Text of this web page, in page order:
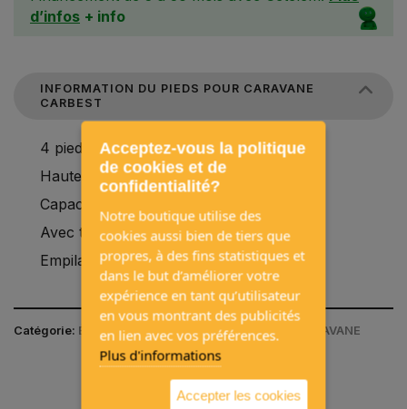
d’infos + info
INFORMATION DU PIEDS POUR CARAVANE
CARBEST
4 pieds réglables.
Hauteur 28 - 43 cm.
Capacité de charge 1.000 kg chacun.
Avec tige métallique.
Empilable.
Catégorie: ÉQUIPEMENT DE CARAVANES / PIEDS CARAVANE
Acceptez-vous la politique
de cookies et de
confidentialité?
Notre boutique utilise des
cookies aussi bien de tiers que
propres, à des fins statistiques et
dans le but d’améliorer votre
expérience en tant qu’utilisateur
en vous montrant des publicités
en lien avec vos préférences.
Plus d'informations
Accepter les cookies